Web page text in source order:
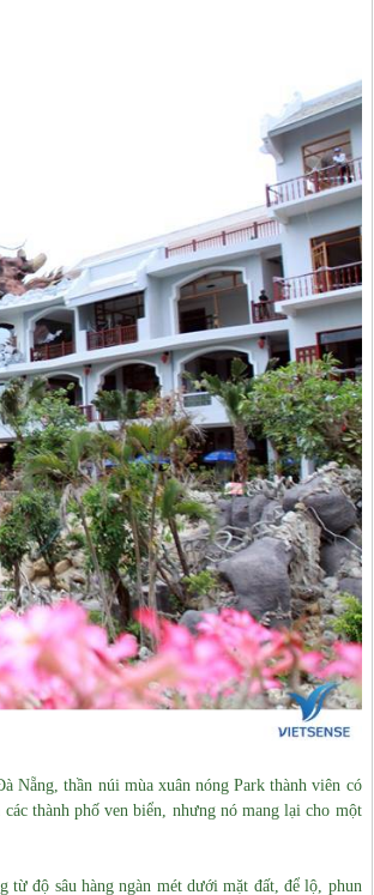
Nẵng, thần núi mùa xuân nóng Park thành viên có
thành phố ven biển, nhưng nó mang lại cho một
độ sâu hàng ngàn mét dưới mặt đất, để lộ, phun